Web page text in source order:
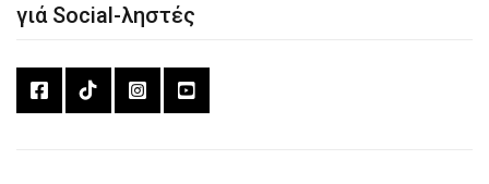
γιά Social-ληστές